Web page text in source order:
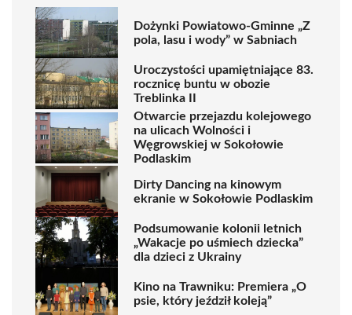
Dożynki Powiatowo-Gminne „Z
pola, lasu i wody” w Sabniach
Uroczystości upamiętniające 83.
rocznicę buntu w obozie
Treblinka II
Otwarcie przejazdu kolejowego
na ulicach Wolności i
Węgrowskiej w Sokołowie
Podlaskim
Dirty Dancing na kinowym
ekranie w Sokołowie Podlaskim
Podsumowanie kolonii letnich
„Wakacje po uśmiech dziecka”
dla dzieci z Ukrainy
Kino na Trawniku: Premiera „O
psie, który jeździł koleją”